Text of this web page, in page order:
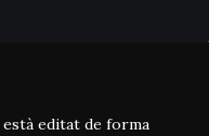
està editat de forma